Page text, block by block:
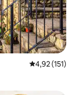
Évaluation
4,92 (151)